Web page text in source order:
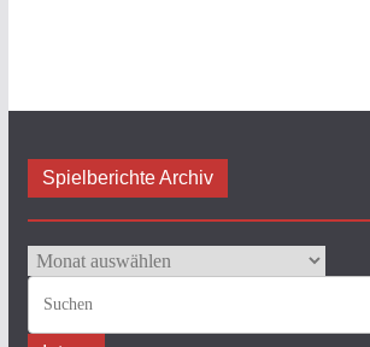
Spielberichte Archiv
Spielberichte
Archiv